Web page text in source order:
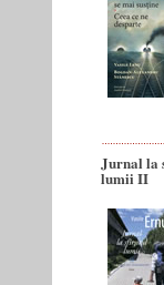
Jurnal la
lumii II